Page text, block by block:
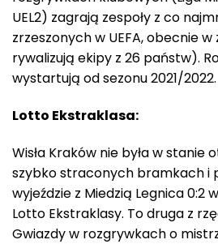
UEL2) zagrają zespoły z co
zrzeszonych w UEFA, obecnie
rywalizują ekipy z 26 państw).
wystartują od sezonu 2021/2022.
Lotto Ekstraklasa:
Wisła Kraków nie była w stanie
szybko straconych bramkach i
wyjeździe z Miedzią Legnica 0:2
Lotto Ekstraklasy. To druga z
Gwiazdy w rozgrywkach o